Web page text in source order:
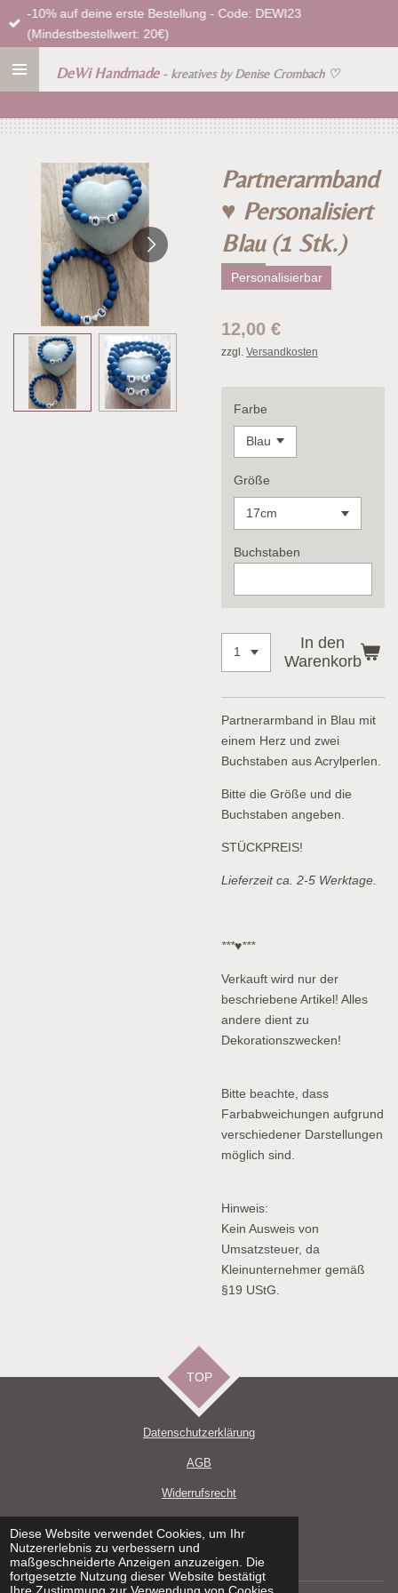
Diese Website verwendet Cookies, um Ihr
Nutzererlebnis zu verbessern und
maßgeschneiderte Anzeigen anzuzeigen. Die
fortgesetzte Nutzung dieser Website bestätigt
Zum
Hauptinhalt
DeWi Handmade - kreatives by Denise Crombach ♡
-10% auf deine erste Bestellung - Code: DEWI23
(Mindestbestellwert: 20€)
Partnerarmband
♥ Personalisiert
Blau (1 Stk.)
Personalisierbar
12,00 €
zzgl. Versandkosten
Farbe
Größe
Buchstaben
In den
Warenkorb
Partnerarmband in Blau mit
einem Herz und zwei
Buchstaben aus Acrylperlen.
Bitte die Größe und die
Buchstaben angeben.
STÜCKPREIS!
Lieferzeit ca. 2-5 Werktage.
***♥***
Verkauft wird nur der
beschriebene Artikel! Alles
andere dient zu
Dekorationszwecken!
Bitte beachte, dass
Farbabweichungen aufgrund
verschiedener Darstellungen
möglich sind.
Hinweis:
Kein Ausweis von
Umsatzsteuer, da
Kleinunternehmer gemäß
§19 UStG.
TOP
Datenschutzerklärung
AGB
Widerrufsrecht
Versand und Zahlungsbedingungen